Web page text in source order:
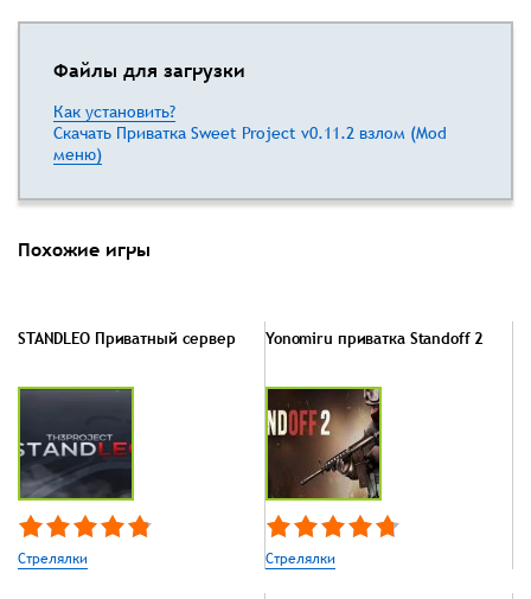
Файлы для загрузки
Как установить?
Скачать Приватка Sweet Project v0.11.2 взлом (Mod
меню)
Похожие игры
STANDLEO Приватный сервер
Стрелялки
Yonomiru приватка Standoff 2
Стрелялки